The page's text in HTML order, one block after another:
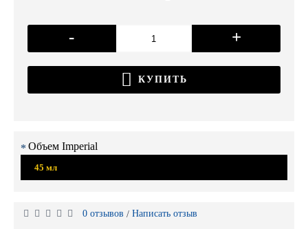
- +
КУПИТЬ
Объем Imperial
45 мл
0 отзывов / Написать отзыв